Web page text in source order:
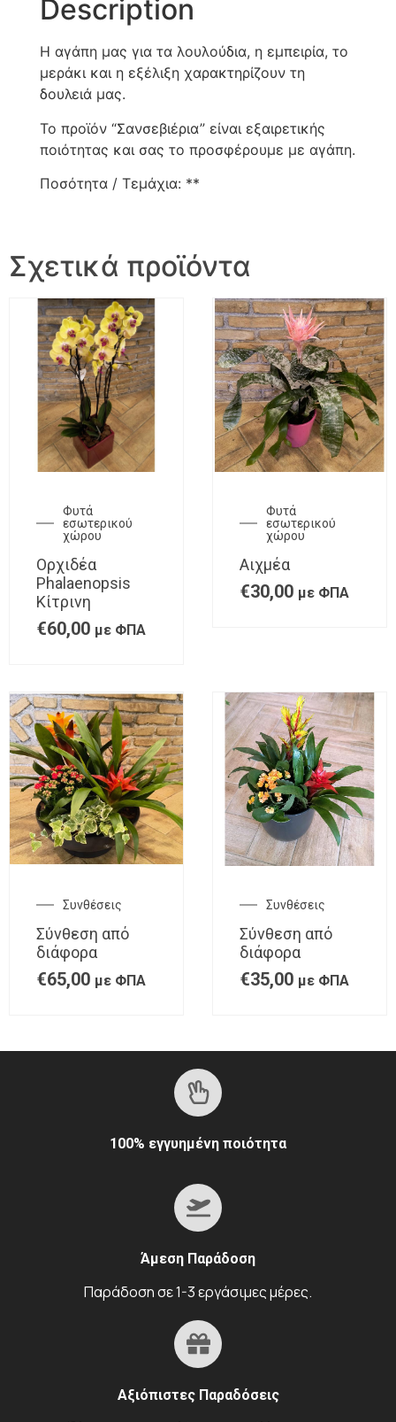
Description
Η αγάπη μας για τα λουλούδια, η εμπειρία, το
μεράκι και η εξέλιξη χαρακτηρίζουν τη
δουλειά μας.
Το προϊόν “Σανσεβιέρια” είναι εξαιρετικής
ποιότητας και σας το προσφέρουμε με αγάπη.
Ποσότητα / Τεμάχια: **
Σχετικά προϊόντα
Φυτά
εσωτερικού
χώρου
Ορχιδέα
Phalaenopsis
Κίτρινη
€60,00 με ΦΠΑ
Φυτά
εσωτερικού
χώρου
Αιχμέα
€30,00 με ΦΠΑ
Συνθέσεις
Σύνθεση από
διάφορα
€65,00 με ΦΠΑ
Συνθέσεις
Σύνθεση από
διάφορα
€35,00 με ΦΠΑ
100% εγγυημένη ποιότητα
Άμεση Παράδοση
Παράδοση σε 1-3 εργάσιμες μέρες.
Αξιόπιστες Παραδόσεις